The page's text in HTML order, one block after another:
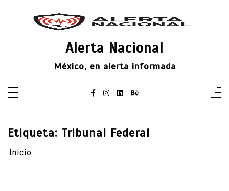
Alerta Nacional
México, en alerta informada
Etiqueta: Tribunal Federal
Inicio